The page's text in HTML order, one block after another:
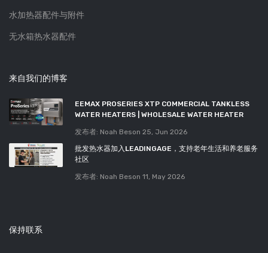
水加热器配件与附件
无水箱热水器配件
来自我们的博客
EEMAX PROSERIES XTP COMMERCIAL TANKLESS
WATER HEATERS | WHOLESALE WATER HEATER
发布者: Noah Beson 25, Jun 2026
批发热水器加入LEADINGAGE，支持老年生活和养老服务
社区
发布者: Noah Beson 11, May 2026
保持联系